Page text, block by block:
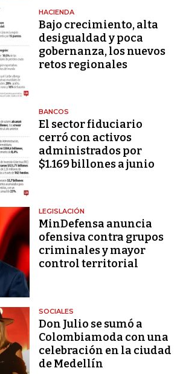
HACIENDA
Bajo crecimiento, alta
desigualdad y poca
gobernanza, los nuevos
retos regionales
BANCOS
El sector fiduciario
cerró con activos
administrados por
$1.169 billones a junio
LEGISLACIÓN
MinDefensa anuncia
ofensiva contra grupos
criminales y mayor
control territorial
SOCIALES
Don Julio se sumó a
Colombiamoda con una
celebración en la ciudad
de Medellín